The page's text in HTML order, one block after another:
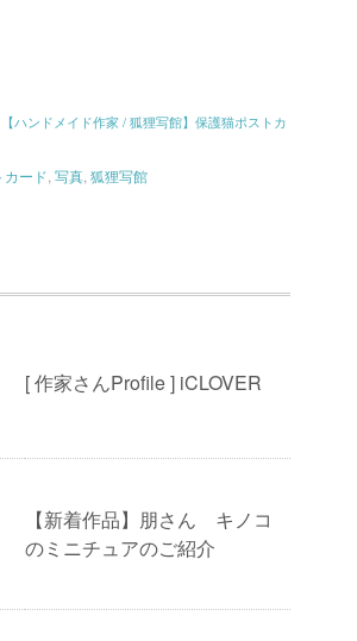
【ハンドメイド作家 / 狐狸写館】保護猫ポストカ
カード 写真 狐狸写館
[ 作家さんProfile ] iCLOVER
【新着作品】朋さん キノコ
のミニチュアのご紹介